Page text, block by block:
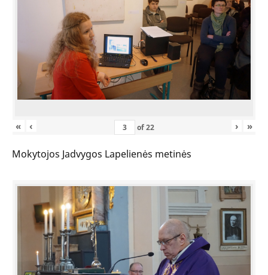
« ‹ of22 › »
Mokytojos Jadvygos Lapelienės metinės